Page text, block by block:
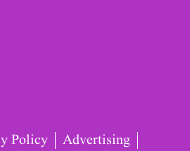
Policy
Advertising